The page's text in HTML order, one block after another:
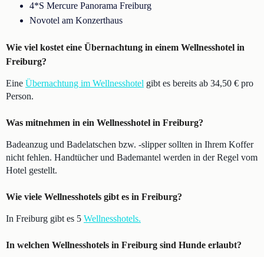
4*S Mercure Panorama Freiburg
Novotel am Konzerthaus
Wie viel kostet eine Übernachtung in einem Wellnesshotel in
Freiburg?
Eine Übernachtung im Wellnesshotel gibt es bereits ab 34,50 € pro
Person.
Was mitnehmen in ein Wellnesshotel in Freiburg?
Badeanzug und Badelatschen bzw. -slipper sollten in Ihrem Koffer
nicht fehlen. Handtücher und Bademantel werden in der Regel vom
Hotel gestellt.
Wie viele Wellnesshotels gibt es in Freiburg?
In Freiburg gibt es 5 Wellnesshotels.
In welchen Wellnesshotels in Freiburg sind Hunde erlaubt?